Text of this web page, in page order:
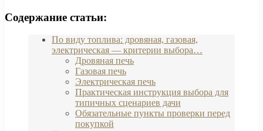
Содержание статьи:
По виду топлива: дровяная, газовая,
электрическая — критерии выбора…
Дровяная печь
Газовая печь
Электрическая печь
Практическая инструкция выбора для
типичных сценариев дачи
Обязательные пункты проверки перед
покупкой